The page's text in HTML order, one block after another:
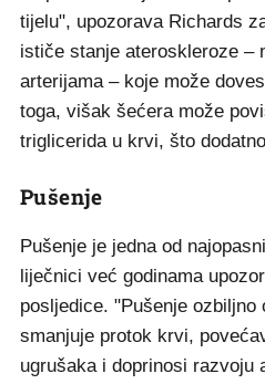
tijelu", upozorava Richards
ističe stanje ateroskleroze –
arterijama – koje može
toga, višak šećera može
triglicerida u krvi, što
Pušenje
Pušenje je jedna od
liječnici već godinama
posljedice. "Pušenje
smanjuje protok krvi,
ugrušaka i doprinosi razvoju